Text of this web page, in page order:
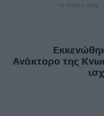
16 Μαΐου, 2025
Ανάκτορο της